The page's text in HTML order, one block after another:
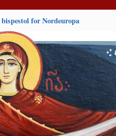
for Nordeuropa